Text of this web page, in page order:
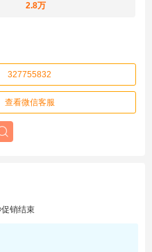
2.8万
327755832
查看微信客服
促销结束